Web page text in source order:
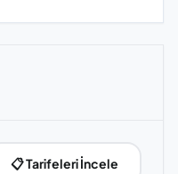
📋 Tarifeleri İncele